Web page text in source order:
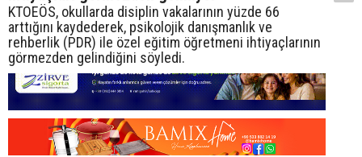
KTOEÖS, okullarda disiplin vakalarının yüzde 66
arttığını kaydederek, psikolojik danışmanlık ve
rehberlik (PDR) ile özel eğitim öğretmeni ihtiyaçlarının
görmezden gelindiğini söyledi.